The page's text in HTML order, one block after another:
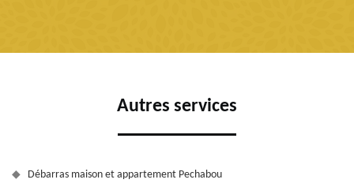
Autres services
Débarras maison et appartement Pechabou